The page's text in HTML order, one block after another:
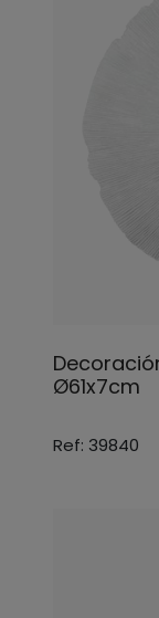
Ø61x7cm
Ref: 39840